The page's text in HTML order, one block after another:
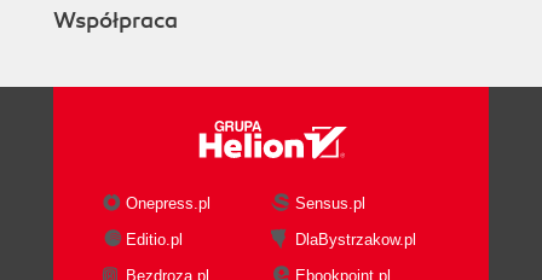
Współpraca
Onepress.pl
Sensus.pl
Editio.pl
DlaBystrzakow.pl
Bezdroza.pl
Ebookpoint.pl